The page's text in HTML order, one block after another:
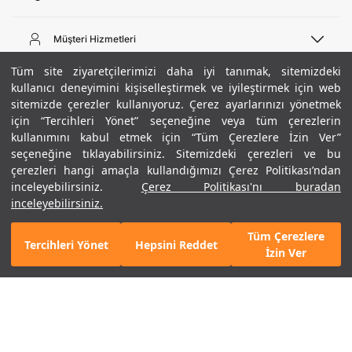
Tüm site ziyaretçilerimizi daha iyi tanımak, sitemizdeki
kullanıcı deneyimini kişiselleştirmek ve iyileştirmek için web
sitemizde çerezler kullanıyoruz. Çerez ayarlarınızı yönetmek
için “Tercihleri Yönet” seçeneğine veya tüm çerezlerin
kullanımını kabul etmek için “Tüm Çerezlere İzin Ver”
seçeneğine tıklayabilirsiniz. Sitemizdeki çerezleri ve bu
çerezleri hangi amaçla kullandığımızı Çerez Politikası’ndan
inceleyebilirsiniz.
Çerez Politikası'nı buradan
inceleyebilirsiniz.
Tercihleri Yönet Hepsini Reddet
Tüm Çerezlere
İzin Ver
+ 3 Renk
2.990 TL
%40
SEPETE EKLE
444 02 00
Pazartesi - Cuma 09:00 - 18:00
E-posta
bilgi@underarmour.com
Müşteri Hizmetleri
Sipariş Sorgulama
Bize Ulaşın
Teslimat Bilgileri
İşlem Rehberi
İade ve Değişimler
Sıkça Sorulan Sorular
Beden Rehberi
Site Haritası
Hakkımızda
Ticari Bilgiler
Hükümler ve Koşullar
Gizlilik Politikası
Çerez Politikası
Kariyer
ETBİS
UA Sosyal Medya
Instagram
Facebook
Twitter
Popüler Kategoriler
Erkek Basketbol Ayakkabısı
Çocuk Basketbol Ayakkabısı
Erkek Eşofman
Kadın Tayt